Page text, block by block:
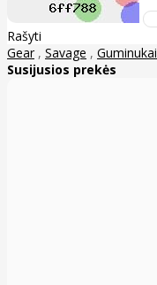
Rašyti
Gear , Savage , Guminukai
Susijusios prekės